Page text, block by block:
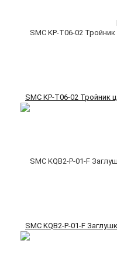
SMC KP-T06-02 Тройник
SMC KQB2-P-01-F